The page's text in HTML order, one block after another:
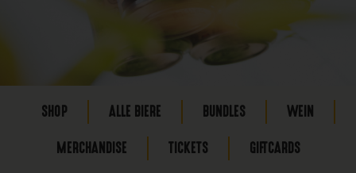
SHOP ALLE BIERE BUNDLES WEIN
MERCHANDISE TICKETS GIFTCARDS